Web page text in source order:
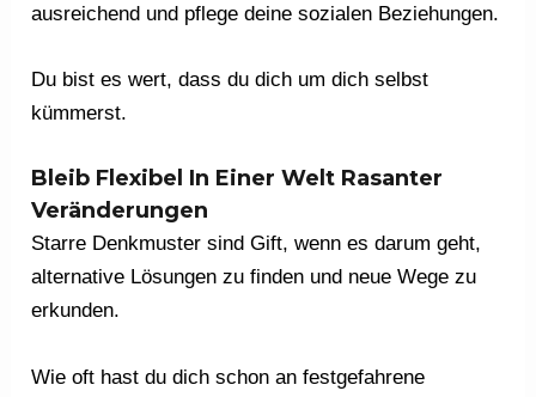
ausreichend und pflege deine sozialen Beziehungen.
Du bist es wert, dass du dich um dich selbst
kümmerst.
Bleib Flexibel In Einer Welt Rasanter
Veränderungen
Starre Denkmuster sind Gift, wenn es darum geht,
alternative Lösungen zu finden und neue Wege zu
erkunden.
Wie oft hast du dich schon an festgefahrene